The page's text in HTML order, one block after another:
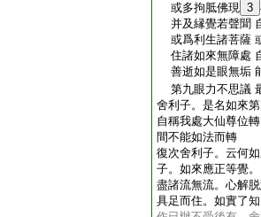
或多拘胝佛現 3
并及縁覺若聲聞
或爲利生諸菩薩
住諸如來無障處
善逝如是眼無垢
第九眼力不思議
舍利子。是名如來
自稱我處大仙尊位
間不能如法而轉
復次舍利子。云何
子。如來應正等覺
盡諸流無流。心解
具足而住。如實了